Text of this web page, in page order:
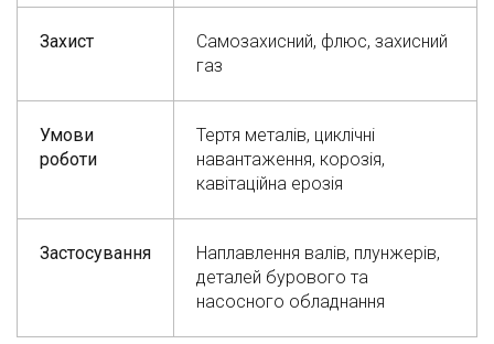
Захист
Самозахисний, флюс, захисний
газ
Умови
роботи
Тертя металів, циклічні
навантаження, корозія,
кавітаційна ерозія
Застосування
Наплавлення валів, плунжерів,
деталей бурового та
насосного обладнання